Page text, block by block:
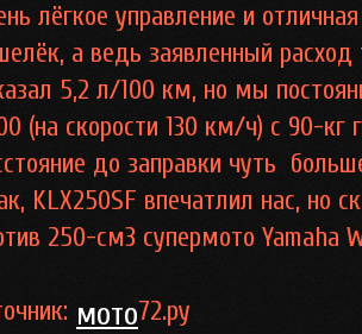
лёгкое управление и
а ведь заявленный
5,2 л/100 км, но мы
(на скорости 130 км/ч) с 90-
до заправки чуть
KLX250SF впечатлил нас, но
250-см3 супермото Yamaha
мото72.ру